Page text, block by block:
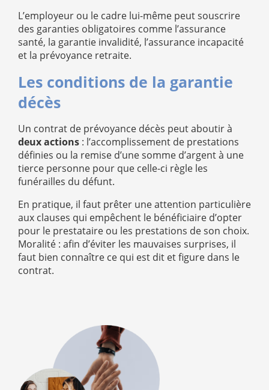
L’employeur ou le cadre lui-même peut souscrire
des garanties obligatoires comme l’assurance
santé, la garantie invalidité, l’assurance incapacité
et la prévoyance retraite.
Les conditions de la garantie
décès
Un contrat de prévoyance décès peut aboutir à
deux actions : l’accomplissement de prestations
définies ou la remise d’une somme d’argent à une
tierce personne pour que celle-ci règle les
funérailles du défunt.
En pratique, il faut prêter une attention particulière
aux clauses qui empêchent le bénéficiaire d’opter
pour le prestataire ou les prestations de son choix.
Moralité : afin d’éviter les mauvaises surprises, il
faut bien connaître ce qui est dit et figure dans le
contrat.